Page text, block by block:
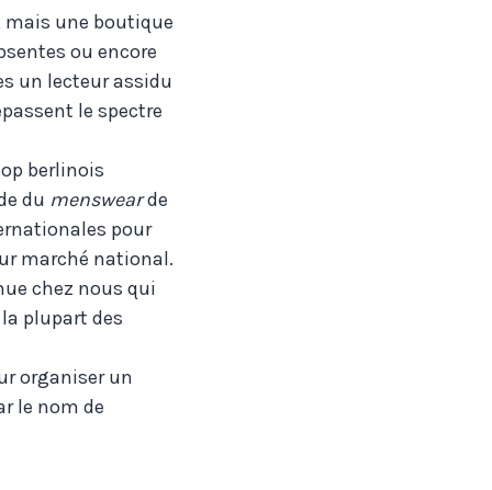
mais une boutique
ou encore
un lecteur assidu
le spectre
berlinois
du menswearde
pour
marché national.
chez nous qui
plupart des
organiser un
le nom de